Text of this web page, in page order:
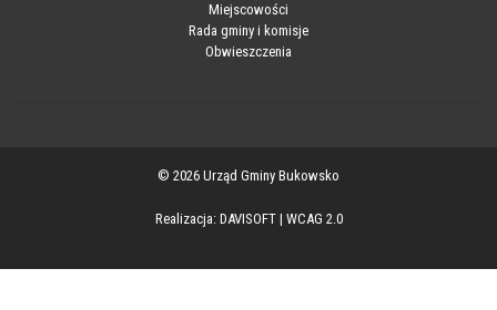
Miejscowości
Rada gminy i komisje
Obwieszczenia
© 2026 Urząd Gminy Bukowsko
Realizacja: DAVISOFT| WCAG 2.0